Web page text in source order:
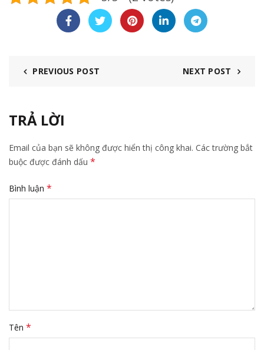
PREVIOUS POST NEXT POST
TRẢ LỜI
Email của bạn sẽ không được hiển thị công khai. Các trường bắt
buộc được đánh dấu *
Bình luận *
Tên *